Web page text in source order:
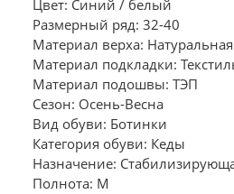
Цвет: Синий / белый
Размерный ряд: 32-40
Материал верха:
Материал подкладки:
Материал подошвы: ТЭП
Сезон: Осень-Весна
Вид обуви: Ботинки
Категория обуви: Кеды
Назначение:
Полнота: M